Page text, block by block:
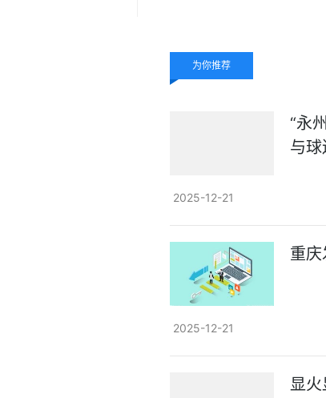
为你推荐
“永
与球
2025-12-21
重
2025-12-21
显火